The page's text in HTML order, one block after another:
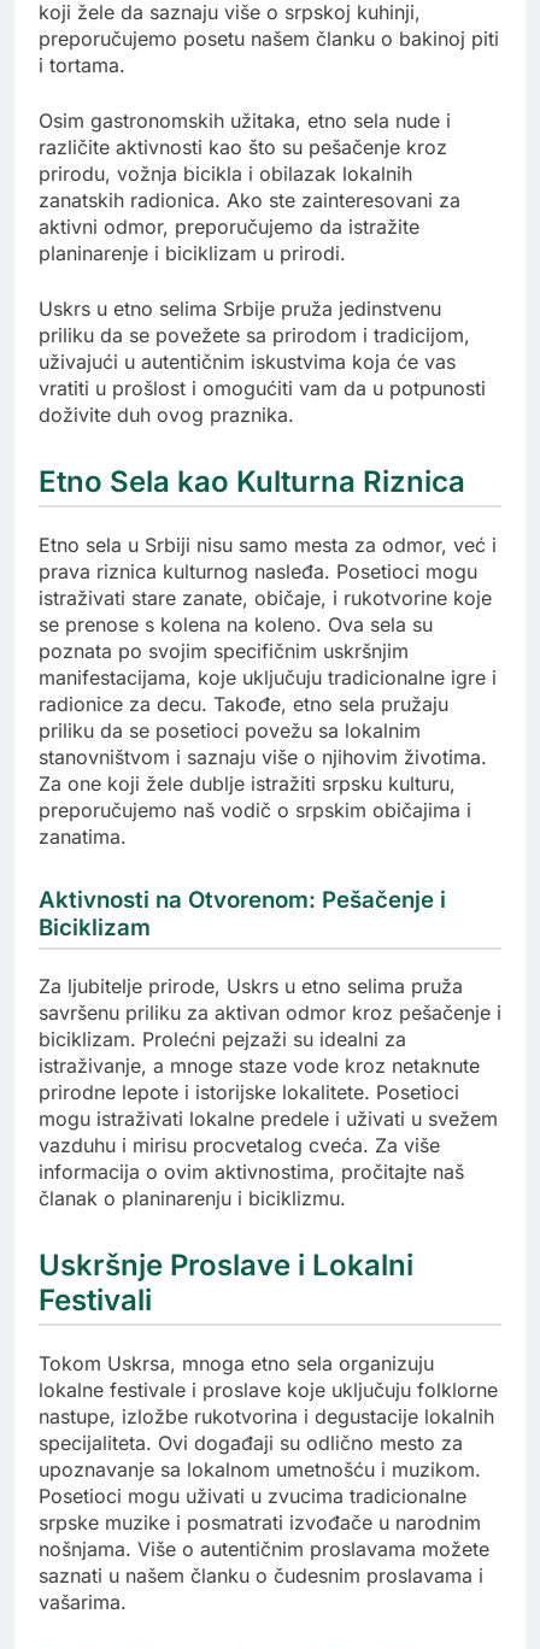
koji žele da saznaju više o srpskoj kuhinji,
preporučujemo posetu našem članku o bakinoj piti
i tortama.
Osim gastronomskih užitaka, etno sela nude i
različite aktivnosti kao što su pešačenje kroz
prirodu, vožnja bicikla i obilazak lokalnih
zanatskih radionica. Ako ste zainteresovani za
aktivni odmor, preporučujemo da istražite
planinarenje i biciklizam u prirodi.
Uskrs u etno selima Srbije pruža jedinstvenu
priliku da se povežete sa prirodom i tradicijom,
uživajući u autentičnim iskustvima koja će vas
vratiti u prošlost i omogućiti vam da u potpunosti
doživite duh ovog praznika.
Etno Sela kao Kulturna Riznica
Etno sela u Srbiji nisu samo mesta za odmor, već i
prava riznica kulturnog nasleđa. Posetioci mogu
istraživati stare zanate, običaje, i rukotvorine koje
se prenose s kolena na koleno. Ova sela su
poznata po svojim specifičnim uskršnjim
manifestacijama, koje uključuju tradicionalne igre i
radionice za decu. Takođe, etno sela pružaju
priliku da se posetioci povežu sa lokalnim
stanovništvom i saznaju više o njihovim životima.
Za one koji žele dublje istražiti srpsku kulturu,
preporučujemo naš vodič o srpskim običajima i
zanatima.
Aktivnosti na Otvorenom: Pešačenje i
Biciklizam
Za ljubitelje prirode, Uskrs u etno selima pruža
savršenu priliku za aktivan odmor kroz pešačenje i
biciklizam. Prolećni pejzaži su idealni za
istraživanje, a mnoge staze vode kroz netaknute
prirodne lepote i istorijske lokalitete. Posetioci
mogu istraživati lokalne predele i uživati u svežem
vazduhu i mirisu procvetalog cveća. Za više
informacija o ovim aktivnostima, pročitajte naš
članak o planinarenju i biciklizmu.
Uskršnje Proslave i Lokalni
Festivali
Tokom Uskrsa, mnoga etno sela organizuju
lokalne festivale i proslave koje uključuju folklorne
nastupe, izložbe rukotvorina i degustacije lokalnih
specijaliteta. Ovi događaji su odlično mesto za
upoznavanje sa lokalnom umetnošću i muzikom.
Posetioci mogu uživati u zvucima tradicionalne
srpske muzike i posmatrati izvođače u narodnim
nošnjama. Više o autentičnim proslavama možete
saznati u našem članku o čudesnim proslavama i
vašarima.